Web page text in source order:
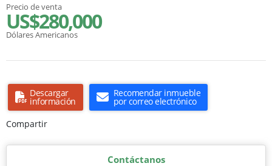
Precio de venta
US$280,000
Dólares Americanos
Descargar
información
Recomendar inmueble
por correo electrónico
Compartir
Contáctanos